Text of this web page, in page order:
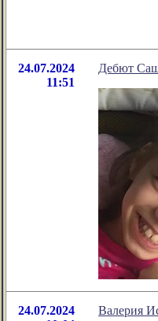
24.07.2024
11:51
Дебют
24.07.2024
Валерия